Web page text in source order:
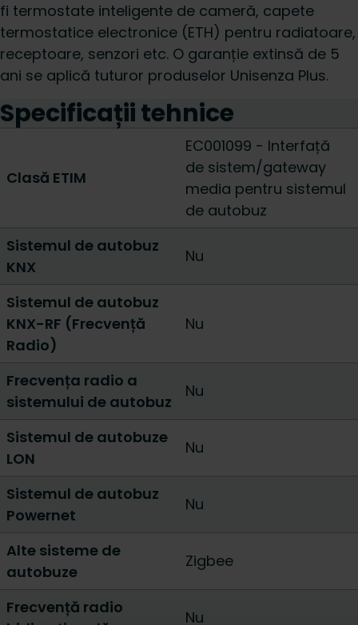
fi termostate inteligente de cameră, capete
termostatice electronice (ETH) pentru radiatoare,
receptoare, senzori etc. O garanție extinsă de 5
ani se aplică tuturor produselor Unisenza Plus.
Specificații tehnice
Clasă ETIM
EC001099 - Interfață
de sistem/gateway
media pentru sistemul
de autobuz
Sistemul de autobuz
KNX
Nu
Sistemul de autobuz
KNX-RF (Frecvență
Radio)
Nu
Frecvența radio a
sistemului de autobuz
Nu
Sistemul de autobuze
LON
Nu
Sistemul de autobuz
Powernet
Nu
Alte sisteme de
autobuze
Zigbee
Frecvență radio
Nu